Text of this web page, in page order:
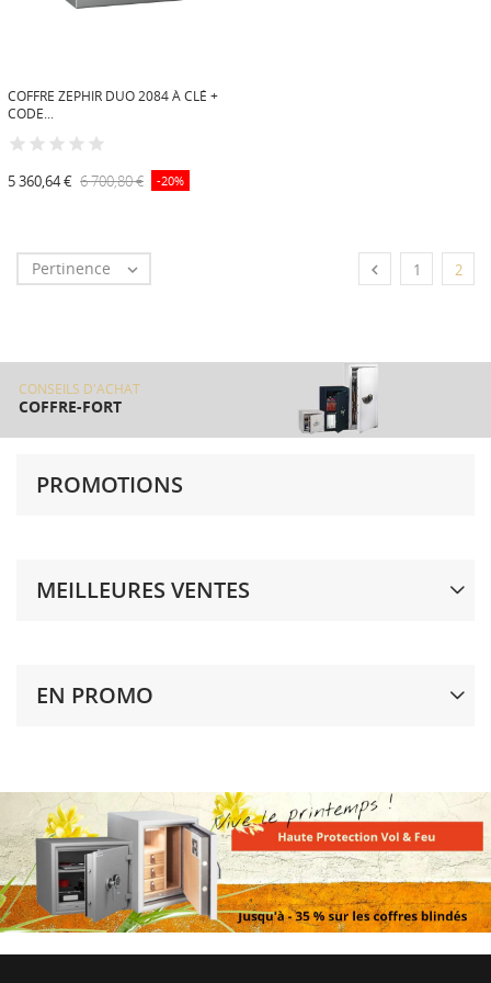
PROMOTIONS
MEILLEURES VENTES
EN PROMO
COFFRE ZEPHIR DUO 2084 À CLÉ +
CODE...
5 360,64 € 6 700,80 € -20%
Pertinence   1 2
CONSEILS D'ACHAT
COFFRE-FORT